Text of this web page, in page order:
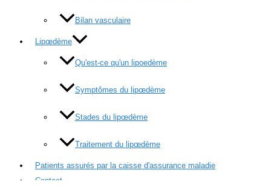
Bilan vasculaire
Lipœdème
Qu'est-ce qu'un lipoedème
Symptômes du lipœdème
Stades du lipœdème
Traitement du lipœdème
Patients assurés par la caisse d'assurance maladie
Contact